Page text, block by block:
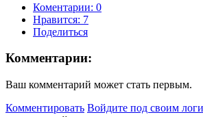
Коментарии: 0
Нравится: 7
Поделиться
Комментарии:
Ваш комментарий может стать первым.
Комментировать Войдите под своим